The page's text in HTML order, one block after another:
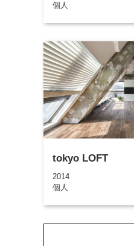
個人
tokyo LOFT
2014
個人